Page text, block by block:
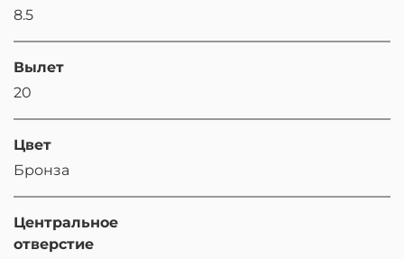
8.5
Вылет
20
Цвет
Бронза
Центральное
отверстие